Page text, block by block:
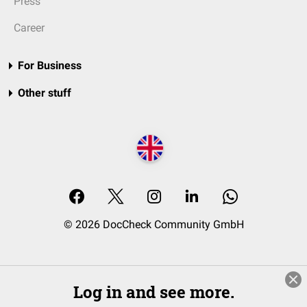
Career
For Business
Other stuff
© 2026 DocCheck Community GmbH
Log in and see more.